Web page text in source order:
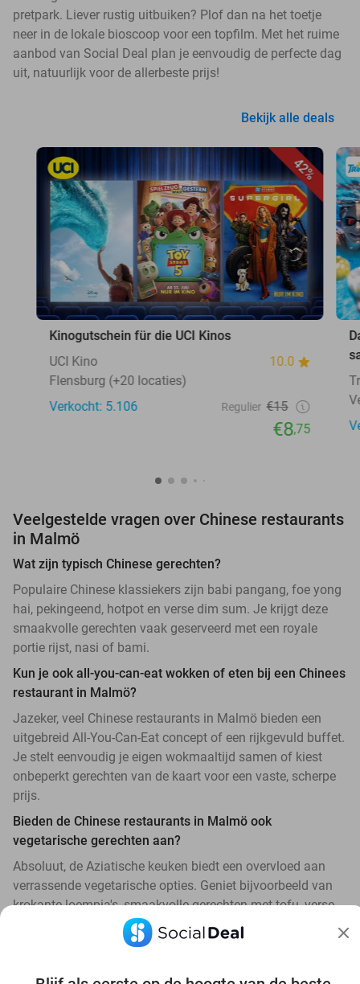
pretpark. Liever rustig uitbuiken? Plof dan na het toetje
neer in de lokale bioscoop voor een topfilm. Met het ruime
aanbod van Social Deal plan je eenvoudig de perfecte dag
uit, natuurlijk voor de allerbeste prijs!
Bekijk alle deals
42%
Kinogutschein für die UCI Kinos
UCI Kino
10.0
Flensburg (+20 locaties)
Verkocht: 5.106
Regulier €15
€8,75
Veelgestelde vragen over Chinese restaurants
in Malmö
Wat zijn typisch Chinese gerechten?
Populaire Chinese klassiekers zijn babi pangang, foe yong
hai, pekingeend, hotpot en verse dim sum. Je krijgt deze
smaakvolle gerechten vaak geserveerd met een royale
portie rijst, nasi of bami.
Kun je ook all-you-can-eat wokken of eten bij een Chinees
restaurant in Malmö?
Jazeker, veel Chinese restaurants in Malmö bieden een
uitgebreid All-You-Can-Eat concept of een rijkgevuld buffet.
Je stelt eenvoudig je eigen wokmaaltijd samen of kiest
onbeperkt gerechten van de kaart voor een vaste, scherpe
prijs.
Bieden de Chinese restaurants in Malmö ook
vegetarische gerechten aan?
Absoluut, de Aziatische keuken biedt een overvloed aan
verrassende vegetarische opties. Geniet bijvoorbeeld van
krokante loempia's, smaakvolle gerechten met tofu, verse
wokgroenten en vegetarische bami of nasi.
Hoe scoor ik met korting een reservering bij een Chinees